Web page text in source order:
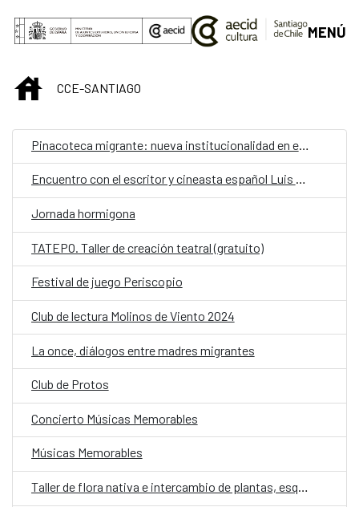
Saltar al contenido principal
MENÚ
INICIOCCE-SANTIAGO
Pinacoteca migrante: nueva institucionalidad en el Pabellón de España en la 60 Bienal de Venecia
Encuentro con el escritor y cineasta español Luis López Carrasco
Jornada hormigona
TATEPO. Taller de creación teatral (gratuito)
Festival de juego Periscopio
Club de lectura Molinos de Viento 2024
La once, diálogos entre madres migrantes
Club de Protos
Concierto Músicas Memorables
Músicas Memorables
Taller de flora nativa e intercambio de plantas, esquejes y semillas